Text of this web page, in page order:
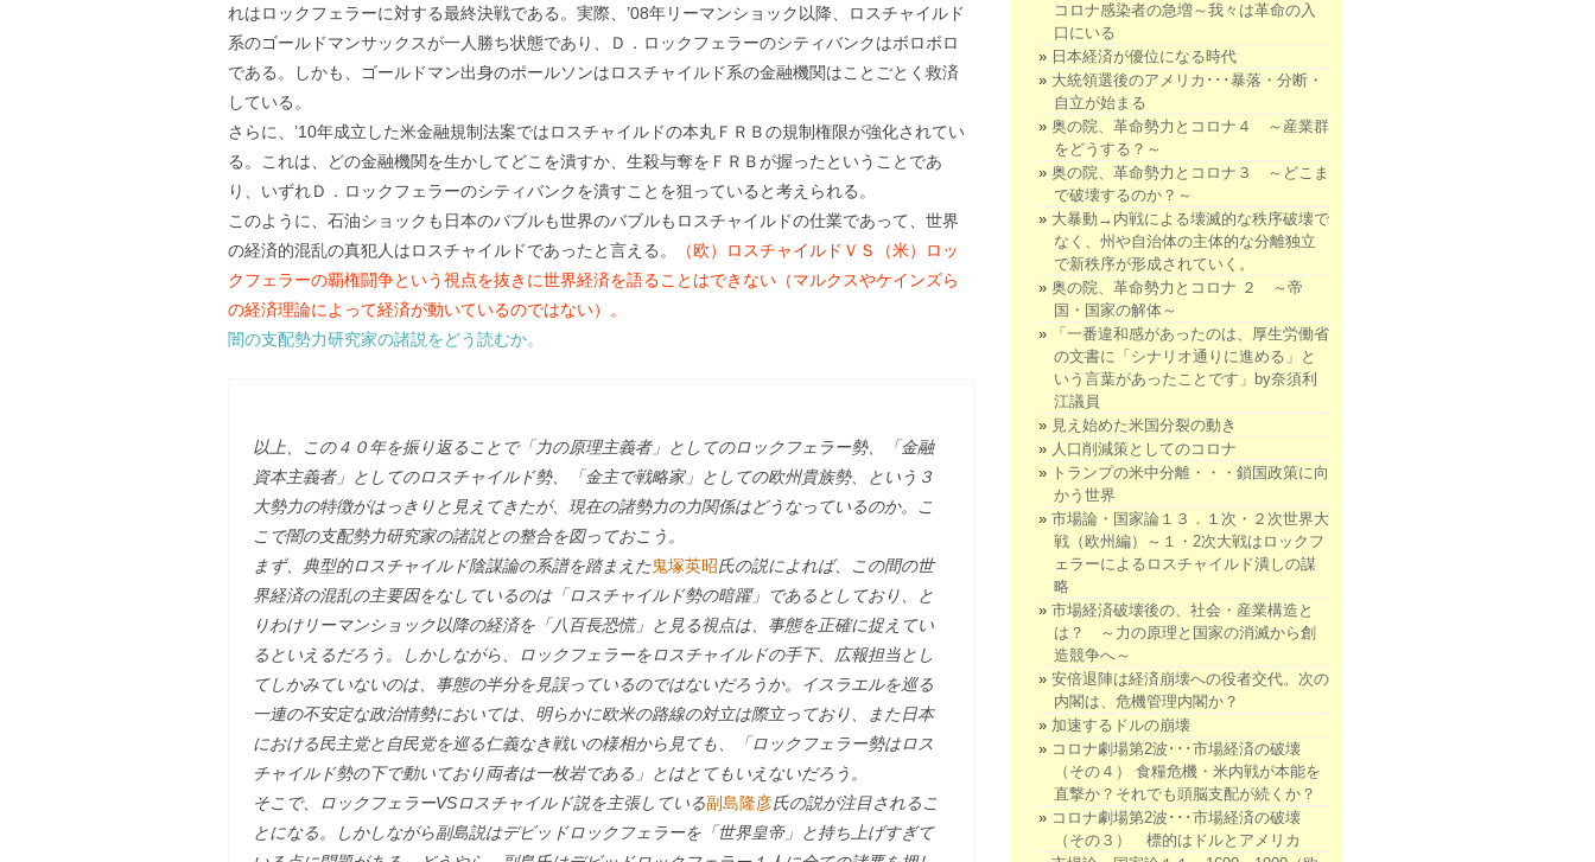
れはロックフェラーに対する最終決戦である。実際、’08年リーマンショック以降、ロスチャイルド
系のゴールドマンサックスが一人勝ち状態であり、Ｄ．ロックフェラーのシティバンクはボロボロ
である。しかも、ゴールドマン出身のポールソンはロスチャイルド系の金融機関はことごとく救済
している。
さらに、’10年成立した米金融規制法案ではロスチャイルドの本丸ＦＲＢの規制権限が強化されてい
る。これは、どの金融機関を生かしてどこを潰すか、生殺与奪をＦＲＢが握ったということであ
り、いずれＤ．ロックフェラーのシティバンクを潰すことを狙っていると考えられる。
このように、石油ショックも日本のバブルも世界のバブルもロスチャイルドの仕業であって、世界
の経済的混乱の真犯人はロスチャイルドであったと言える。
（欧）ロスチャイルドＶＳ（米）ロッ
クフェラーの覇権闘争という視点を抜きに世界経済を語ることはできない（マルクスやケインズら
の経済理論によって経済が動いているのではない）。
闇の支配勢力研究家の諸説をどう読むか。
以上、この４０年を振り返ることで「力の原理主義者」としてのロックフェラー勢、「金融
資本主義者」としてのロスチャイルド勢、「金主で戦略家」としての欧州貴族勢、という３
大勢力の特徴がはっきりと見えてきたが、現在の諸勢力の力関係はどうなっているのか。こ
こで闇の支配勢力研究家の諸説との整合を図っておこう。
まず、典型的ロスチャイルド陰謀論の系譜を踏まえた鬼塚英昭氏の説によれば、この間の世
界経済の混乱の主要因をなしているのは「ロスチャイルド勢の暗躍」であるとしており、と
りわけリーマンショック以降の経済を「八百長恐慌」と見る視点は、事態を正確に捉えてい
るといえるだろう。しかしながら、ロックフェラーをロスチャイルドの手下、広報担当とし
てしかみていないのは、事態の半分を見誤っているのではないだろうか。イスラエルを巡る
一連の不安定な政治情勢においては、明らかに欧米の路線の対立は際立っており、また日本
における民主党と自民党を巡る仁義なき戦いの様相から見ても、「ロックフェラー勢はロス
チャイルド勢の下で動いており両者は一枚岩である」とはとてもいえないだろう。
そこで、ロックフェラーVSロスチャイルド説を主張している副島隆彦氏の説が注目されるこ
とになる。しかしながら副島説はデビッドロックフェラーを「世界皇帝」と持ち上げすぎて
コロナ感染者の急増～我々は革命の入
口にいる
日本経済が優位になる時代
大統領選後のアメリカ･･･暴落・分断・
自立が始まる
奥の院、革命勢力とコロナ４ ～産業群
をどうする？～
奥の院、革命勢力とコロナ３ ～どこま
で破壊するのか？～
大暴動→内戦による壊滅的な秩序破壊で
なく、州や自治体の主体的な分離独立
で新秩序が形成されていく。
奥の院、革命勢力とコロナ ２ ～帝
国・国家の解体～
「一番違和感があったのは、厚生労働省
の文書に「シナリオ通りに進める」と
いう言葉があったことです」by奈須利
江議員
見え始めた米国分裂の動き
人口削減策としてのコロナ
トランプの米中分離・・・鎖国政策に向
かう世界
市場論・国家論１３．１次・２次世界大
戦（欧州編）～１・2次大戦はロックフ
ェラーによるロスチャイルド潰しの謀
略
市場経済破壊後の、社会・産業構造と
は？ ～力の原理と国家の消滅から創
造競争へ～
安倍退陣は経済崩壊への役者交代。次の
内閣は、危機管理内閣か？
加速するドルの崩壊
コロナ劇場第2波･･･市場経済の破壊
（その４） 食糧危機・米内戦が本能を
直撃か？それでも頭脳支配が続くか？
コロナ劇場第2波･･･市場経済の破壊
（その３） 標的はドルとアメリカ